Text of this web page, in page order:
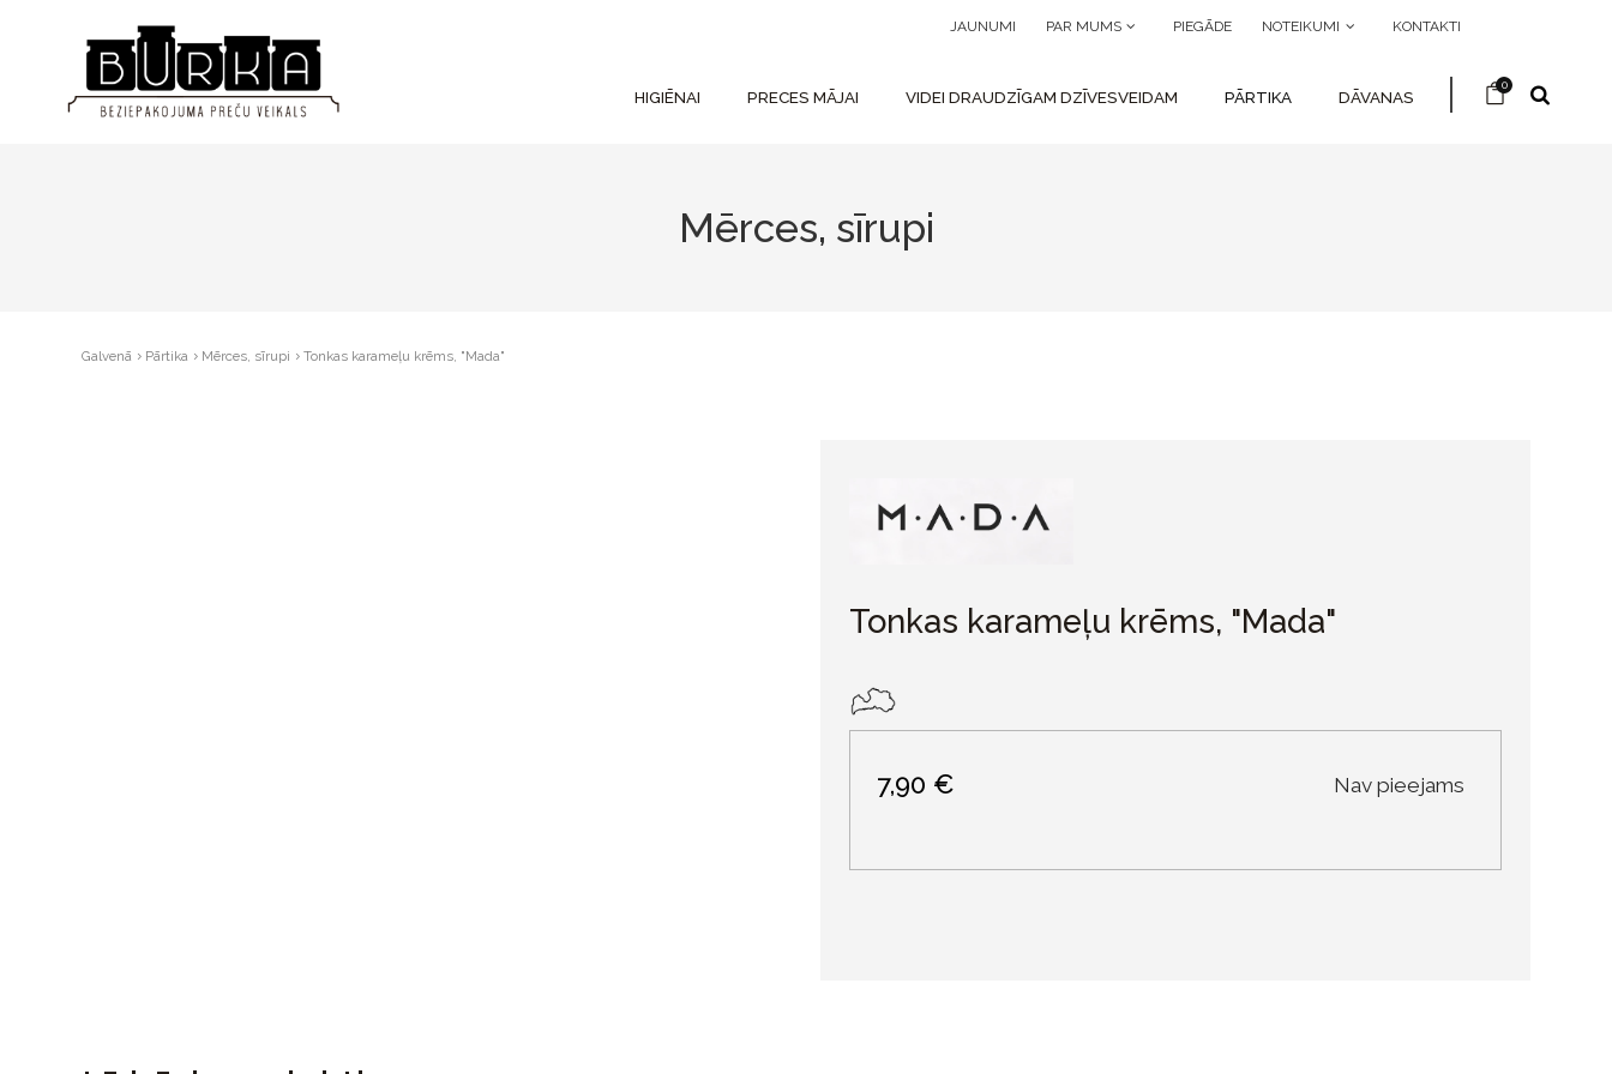
JAUNUMI PAR MUMS PIEGĀDE NOTEIKUMI KONTAKTI
HIGIĒNAI PRECES MĀJAI VIDEI DRAUDZĪGAM DZĪVESVEIDAM PĀRTIKA DĀVANAS
0
Mērces, sīrupi
Galvenā Pārtika Mērces, sīrupi Tonkas karameļu krēms, "Mada"
Tonkas karameļu krēms, "Mada"
7,90 € Nav pieejams